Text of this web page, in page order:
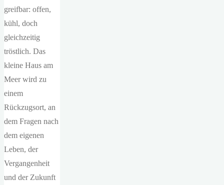
greifbar: offen,
kühl, doch
gleichzeitig
tröstlich. Das
kleine Haus am
Meer wird zu
einem
Rückzugsort, an
dem Fragen nach
dem eigenen
Leben, der
Vergangenheit
und der Zukunft